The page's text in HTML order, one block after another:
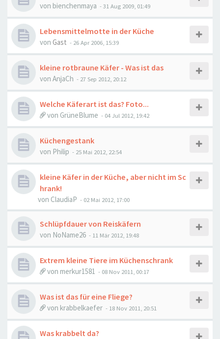
von bienchenmaya -31 Aug 2009, 01:49
Lebensmittelmotte in der Küche
von Gast - 26 Apr 2006, 15:39
kleine rotbraune Käfer - Was ist das
von AnjaCh - 27 Sep 2012, 20:12
Welche Käferart ist das? Foto...
von GrüneBlume - 04 Jul 2012, 19:42
Küchengestank
von Philip - 25 Mai 2012, 22:54
kleine Käfer in der Küche, aber nicht im Sc
hrank!
von ClaudiaP - 02 Mai 2012, 17:00
Schlüpfdauer von Reiskäfern
von NoName26 - 11 Mär 2012, 19:48
Extrem kleine Tiere im Küchenschrank
von merkur1581 - 08 Nov 2011, 00:17
Was ist das für eine Fliege?
von krabbelkaefer - 18 Nov 2011, 20:51
Was krabbelt da?